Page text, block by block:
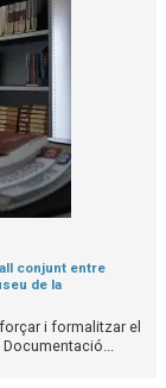
conjunt entre
de la
i formalitzar el